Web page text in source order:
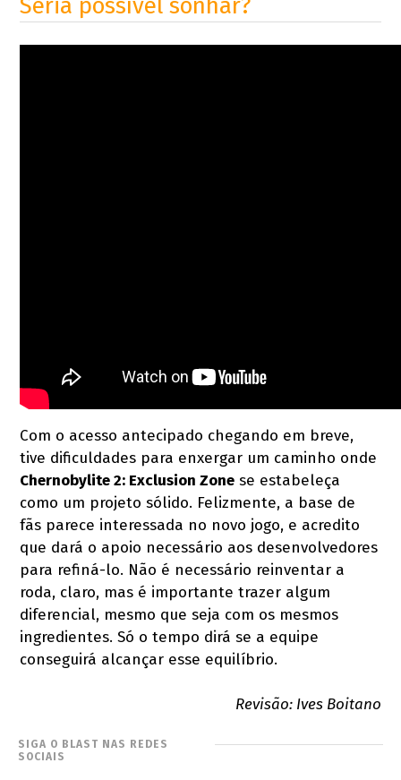
Seria possível sonhar?
Com o acesso antecipado chegando em breve,
tive dificuldades para enxergar um caminho onde
Chernobylite 2: Exclusion Zone se estabeleça
como um projeto sólido. Felizmente, a base de
fãs parece interessada no novo jogo, e acredito
que dará o apoio necessário aos desenvolvedores
para refiná-lo. Não é necessário reinventar a
roda, claro, mas é importante trazer algum
diferencial, mesmo que seja com os mesmos
ingredientes. Só o tempo dirá se a equipe
conseguirá alcançar esse equilíbrio.
Revisão: Ives Boitano
SIGA O BLAST NAS REDES
SOCIAIS